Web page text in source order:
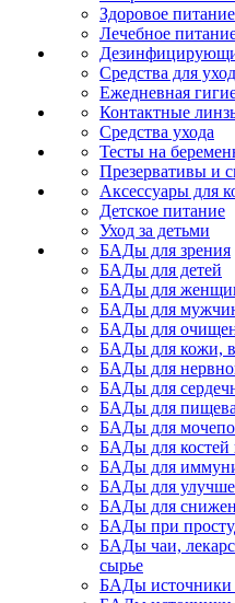
Здоровое питание
Лечебное
Средства для
Ежедневная
Контактные
Средства ухода
Тесты на
Презервативы и
Аксессуары для
Детское питание
Уход за детьми
БАДы для зрения
БАДы для детей
БАДы для
БАДы для
БАДы для
БАДы для кожи,
БАДы для
БАДы для
БАДы для
БАДы для
БАДы для костей
БАДы для
БАДы для
БАДы для
БАДы при
БАДы чаи,
сырье
БАДы источники